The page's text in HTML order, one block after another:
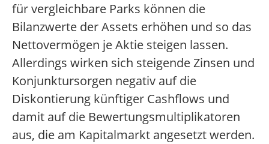
für vergleichbare Parks können die
Bilanzwerte der Assets erhöhen und so das
Nettovermögen je Aktie steigen lassen.
Allerdings wirken sich steigende Zinsen und
Konjunktursorgen negativ auf die
Diskontierung künftiger Cashflows und
damit auf die Bewertungsmultiplikatoren
aus, die am Kapitalmarkt angesetzt werden.